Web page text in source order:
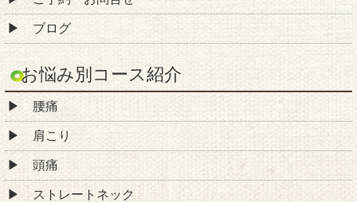
ブログ
お悩み別コース紹介
腰痛
肩こり
頭痛
ストレートネック